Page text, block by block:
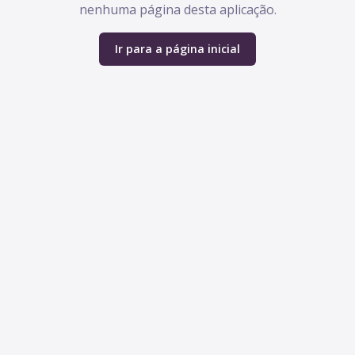
nenhuma página desta aplicação.
Ir para a página inicial